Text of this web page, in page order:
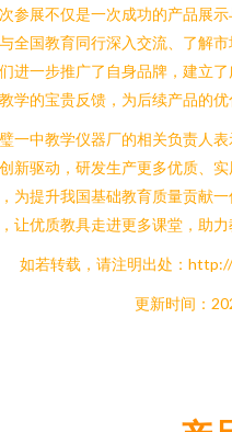
参展不仅是一次成功的产品展
全国教育同行深入交流、了解
进一步推广了自身品牌，建立
学的宝贵反馈，为后续产品的优
一中教学仪器厂的相关负责人
新驱动，研发生产更多优质、
为提升我国基础教育质量贡献
让优质教具走进更多课堂，助力
如若转载，请注明出处：
更新时间：